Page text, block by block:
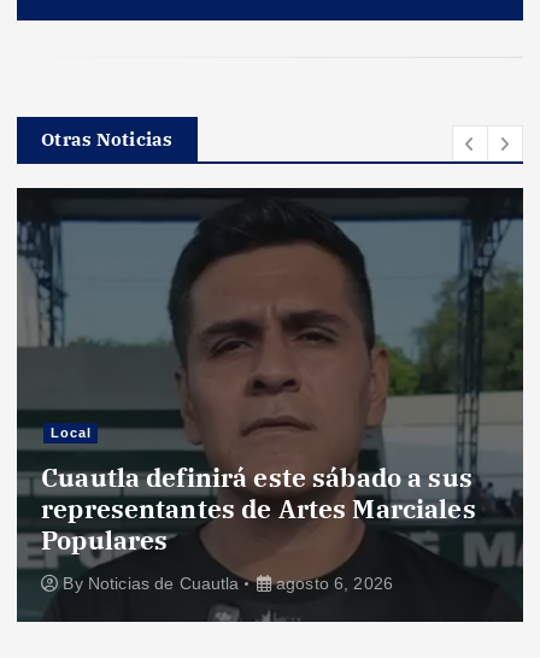
Otras Noticias
Local
Cuautla definirá este sábado a sus
representantes de Artes Marciales
Populares
By Noticias de Cuautla agosto 6, 2026